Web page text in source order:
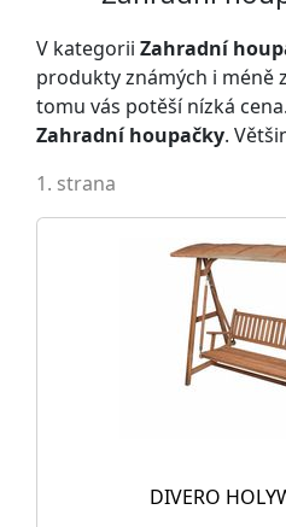
V kategorii Zahradní
produkty známých i méně
tomu vás potěší nízká
Zahradní houpačky.
1. strana
DIVERO